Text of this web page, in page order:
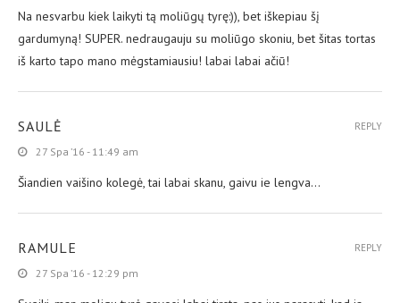
Na nesvarbu kiek laikyti tą moliūgų tyrę:)), bet iškepiau šį
gardumyną! SUPER. nedraugauju su moliūgo skoniu, bet šitas tortas
iš karto tapo mano mėgstamiausiu! labai labai ačiū!
SAULĖ
27 Spa ’16 - 11:49 am
Šiandien vaišino kolegė, tai labai skanu, gaivu ie lengva…
REPLY
RAMULE
27 Spa ’16 - 12:29 pm
REPLY